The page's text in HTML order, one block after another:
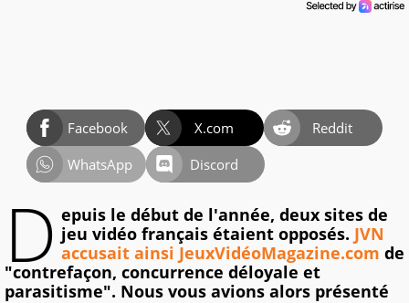
Facebook X.com
Reddit
WhatsApp
Discord
D epuis le début de l'année, deux sites de
jeu vidéo français étaient opposés. JVN
accusait ainsi JeuxVidéoMagazine.com de
"contrefaçon, concurrence déloyale et
parasitisme". Nous vous avions alors présenté